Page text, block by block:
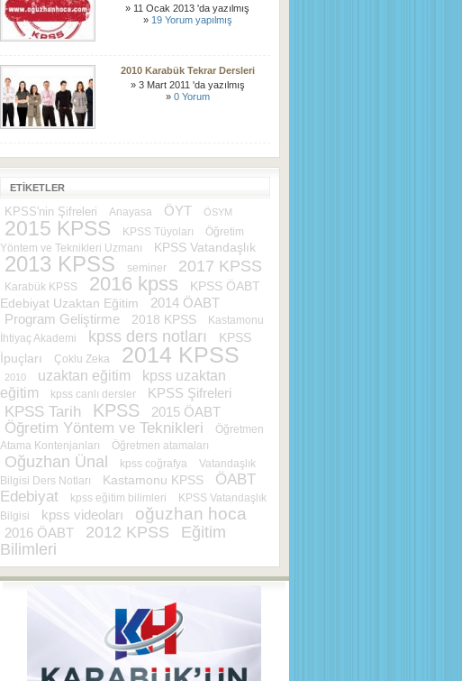
» 11 Ocak 2013 'da yazılmış
» 19 Yorum yapılmış
2010 Karabük Tekrar Dersleri
» 3 Mart 2011 'da yazılmış
» 0 Yorum
ETIKETLER
KPSS'nin Şifreleri Anayasa ÖYT ÖSYM
2015 KPSS KPSS Tüyoları
Öğretim
Yöntem ve Teknikleri Uzmanı
KPSS Vatandaşlık
2013 KPSS seminer 2017 KPSS
Karabük KPSS 2016 kpss
KPSS ÖABT
Edebiyat Uzaktan Eğitim
2014 ÖABT
Program Geliştirme 2018 KPSS
Kastamonu
İhtiyaç Akademi
kpss ders notları
KPSS
İpuçları
Çoklu Zeka 2014 KPSS
2010 uzaktan eğitim
kpss uzaktan
eğitim
kpss canlı dersler KPSS Şifreleri
KPSS Tarih KPSS 2015 ÖABT
Öğretim Yöntem ve Teknikleri
Öğretmen
Atama Kontenjanları
Öğretmen atamaları
Oğuzhan Ünal kpss coğrafya
Vatandaşlık
Bilgisi Ders Notları
Kastamonu KPSS
ÖABT
Edebiyat
kpss eğitim bilimleri
KPSS Vatandaşlık
Bilgisi
kpss videoları oğuzhan hoca
2016 ÖABT 2012 KPSS
Eğitim
Bilimleri